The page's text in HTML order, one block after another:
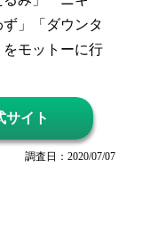
」「ダウンタ
モットーに行
サイト
調査日：2020/07/07